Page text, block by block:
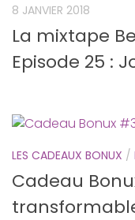
8 JANVIER 2018
La mixtape
Episode 25 :
LES CADEAUX BONUX /
Cadeau